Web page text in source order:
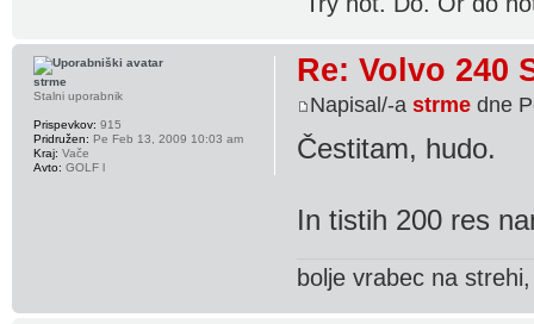
Re: Volvo 240
Napisal/-astrme dne
Čestitam, hudo.
In tistih 200 res
bolje vrabec na
strme
Stalni uporabnik
Prispevkov: 915
Pridružen: Pe Feb 13, 2009 10:03 am
Kraj: Vače
Avto: GOLF l